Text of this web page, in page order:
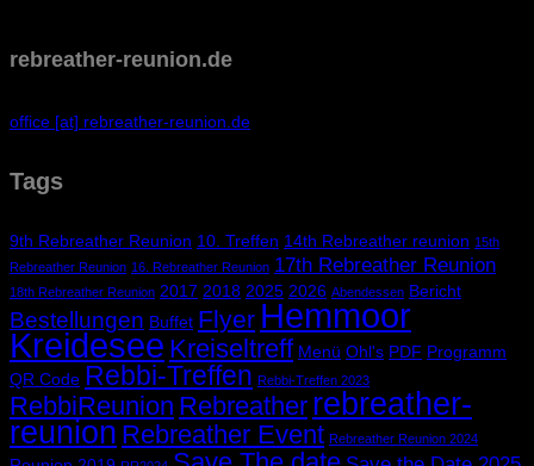
rebreather-reunion.de
office [at] rebreather-reunion.de
Tags
9th Rebreather Reunion 10. Treffen 14th Rebreather reunion 15th
Rebreather Reunion 16. Rebreather Reunion 17th Rebreather Reunion
18th Rebreather Reunion 2017 2018 2025 2026 Abendessen Bericht
Bestellungen Buffet Flyer Hemmoor
Kreidesee Kreiseltreff Menü Ohl's PDF Programm
QR Code Rebbi-Treffen Rebbi-Treffen 2023
RebbiReunion Rebreather rebreather-
reunion Rebreather Event Rebreather Reunion 2024